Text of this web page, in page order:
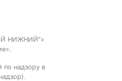
НИЖНИЙ”»
надзору в